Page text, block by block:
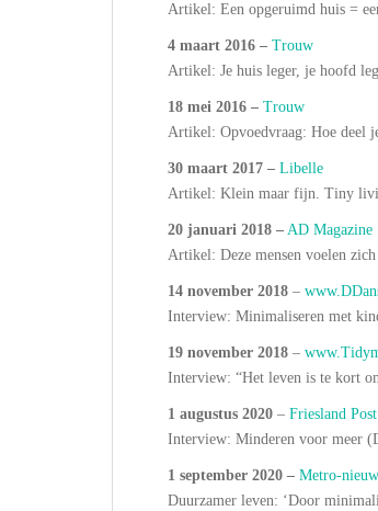
Artikel: Een opgeruimd huis =
4 maart 2016 – Trouw
Artikel: Je huis leger, je hoofd
18 mei 2016 – Trouw
Artikel: Opvoedvraag: Hoe deel
30 maart 2017 – Libelle
Artikel: Klein maar fijn. Tiny
20 januari 2018 – AD Magazine
Artikel: Deze mensen voelen
14 november 2018 –
Interview: Minimaliseren met
19 november 2018 –
Interview: “Het leven is te kort
1 augustus 2020 – Friesland Post
Interview: Minderen voor meer
1 september 2020 – Metro-
Duurzamer leven: ‘Door